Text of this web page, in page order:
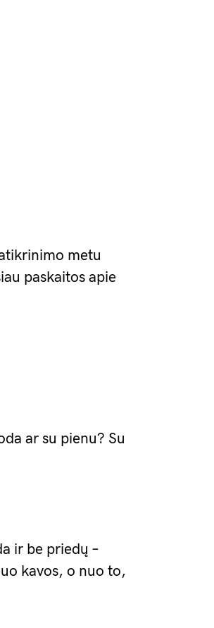
metu
paskaitos apie
ar su pienu? Su
ir be priedų –
kavos, o nuo to,